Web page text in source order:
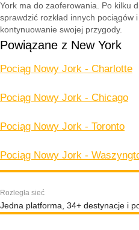
York ma do zaoferowania. Po kilku
sprawdzić rozkład innych
kontynuowanie swojej przygody.
Powiązane z New York
Pociąg Nowy Jork - Charlotte
Pociąg Nowy Jork - Chicago
Pociąg Nowy Jork - Toronto
Pociąg Nowy Jork -
Rozległa sieć
Jedna platforma, 34+ destynacje i